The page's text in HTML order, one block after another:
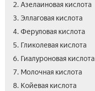
2. Азелаиновая кислота
3. Эллаговая кислота
4. Феруловая кислота
5. Гликолевая кислота
6. Гиалуроновая кислота
7. Молочная кислота
8. Койевая кислота